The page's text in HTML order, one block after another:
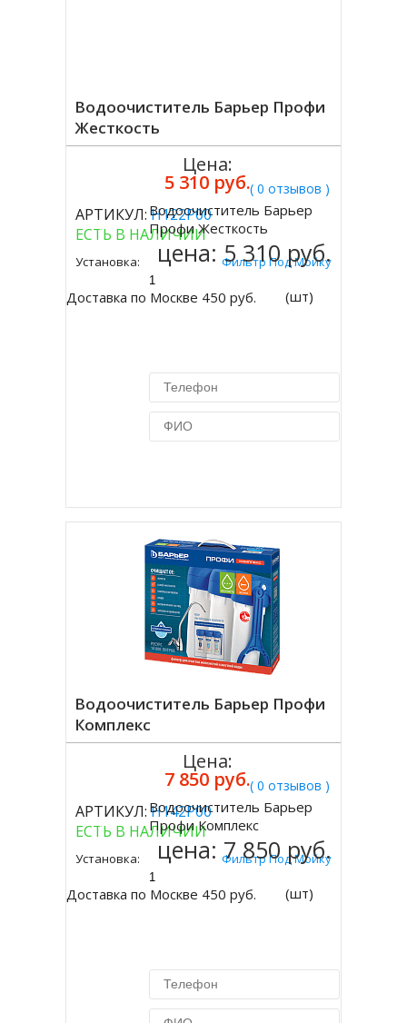
Водоочиститель Барьер Профи
Жесткость
( 0 отзывов )
АРТИКУЛ:Н122Р00
ЕСТЬ В НАЛИЧИИ
Установка: Фильтр Под Мойку
Доставка по Москве 450 руб.
Цена:
5 310 руб.
Купить
Водоочиститель Барьер
Профи Жесткость
цена:5 310 руб.
(шт)
Водоочиститель Барьер Профи
Комплекс
( 0 отзывов )
АРТИКУЛ:Н142Р00
ЕСТЬ В НАЛИЧИИ
Установка: Фильтр Под Мойку
Доставка по Москве 450 руб.
Цена:
7 850 руб.
Купить
Водоочиститель Барьер
Профи Комплекс
цена:7 850 руб.
(шт)